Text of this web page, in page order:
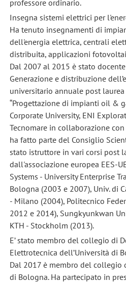
professore ordinario.
Insegna sistemi elettrici per
Ha tenuto insegnamenti di
dell'energia elettrica, centrali
distribuita, applicazioni
Dal 2007 al 2015 è stato
Generazione e distribuzione
universitario annuale post
“Progettazione di impianti oil &
Corporate University, ENI
Tecnomare in collaborazione
ha fatto parte del Consiglio
stato istruttore in vari corsi post
dall'associazione europea EES-
Systems - University Enterprise
Bologna (2003 e 2007), Univ. di
- Milano (2004), Politecnico
2012 e 2014), Sungkyunkwan
KTH - Stockholm (2013).
E’ stato membro del collegio di
Elettrotecnica dell’Università di
Dal 2017 è membro del collegio
di Bologna. Ha partecipato in